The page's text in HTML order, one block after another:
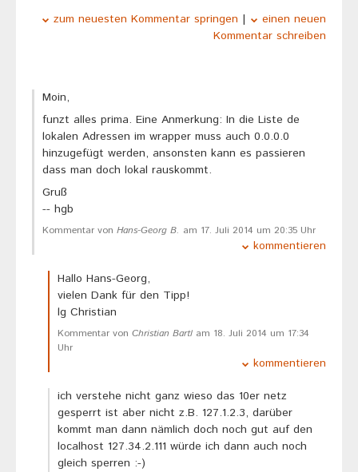
zum neuesten Kommentar springen |
einen neuen
Kommentar schreiben
Moin,
funzt alles prima. Eine Anmerkung: In die Liste de
lokalen Adressen im wrapper muss auch 0.0.0.0
hinzugefügt werden, ansonsten kann es passieren
dass man doch lokal rauskommt.
Gruß
-- hgb
Kommentar von Hans-Georg B. am 17. Juli 2014 um 20:35 Uhr
kommentieren
Hallo Hans-Georg,
vielen Dank für den Tipp!
lg Christian
Kommentar von Christian Bartl am 18. Juli 2014 um 17:34
Uhr
kommentieren
ich verstehe nicht ganz wieso das 10er netz
gesperrt ist aber nicht z.B. 127.1.2.3, darüber
kommt man dann nämlich doch noch gut auf den
localhost 127.34.2.111 würde ich dann auch noch
gleich sperren :-)